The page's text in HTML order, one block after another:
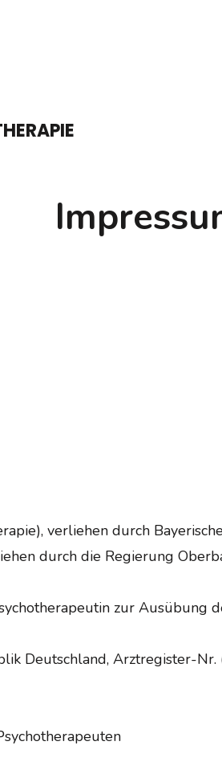
verliehen durch
durch die Regierung
zur Ausübung
Deutschland, Arztregister-Nr.